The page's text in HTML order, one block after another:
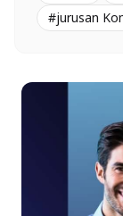
#jurusan